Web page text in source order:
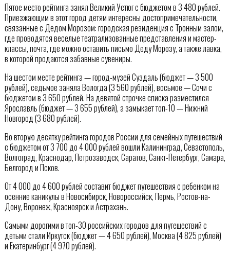
Пятое место рейтинга занял Великий Устюг с бюджетом в 3 480 рублей.
Приезжающим в этот город детям интересны достопримечательности,
связанные с Дедом Морозом: городская резиденция с Тронным залом,
где проводятся веселые театрализованные представления и мастер-
классы, почта, где можно оставить письмо Деду Морозу, а также лавка,
в которой продаются забавные сувениры.
На шестом месте рейтинга — город-музей Суздаль (бюджет — 3 500
рублей), седьмое заняла Вологда (3 560 рублей), восьмое — Сочи с
бюджетом в 3 650 рублей. На девятой строчке списка разместился
Ярославль (бюджет — 3 655 рублей), а замыкает топ-10 — Нижний
Новгород (3 680 рублей).
Во вторую десятку рейтинга городов России для семейных путешествий
с бюджетом от 3 700 до 4 000 рублей вошли Калининград, Севастополь,
Волгоград, Краснодар, Петрозаводск, Саратов, Санкт-Петербург, Самара,
Белгород и Псков.
От 4 000 до 4 600 рублей составит бюджет путешествия с ребенком на
осенние каникулы в Новосибирск, Новороссийск, Пермь, Ростов-на-
Дону, Воронеж, Красноярск и Астрахань.
Самыми дорогими в топ-30 российских городов для путешествий с
детьми стали Иркутск (бюджет — 4 650 рублей), Москва (4 825 рублей)
и Екатеринбург (4 970 рублей).